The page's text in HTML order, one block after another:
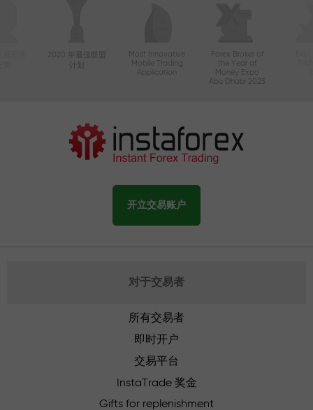
2020 年最佳联盟
Most Innovative
Mobile Trading
Application
Forex Broker of
the Year at
Money Expo
Abu Dhabi 2025
开立交易账户
对于交易者
所有交易者
即时开户
交易平台
InstaTrade 奖金
Gifts for replenishment